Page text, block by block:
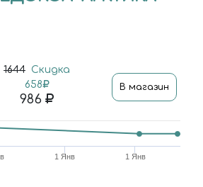
1644 Скидка
658
986
В магазин
1 Янв 1 Янв